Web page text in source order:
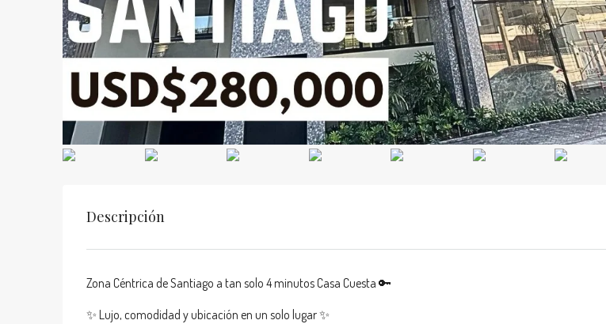
Descripción
Zona Céntrica de Santiago a tan solo 4 minutos Casa Cuesta 🔑
✨ Lujo, comodidad y ubicación en un solo lugar ✨